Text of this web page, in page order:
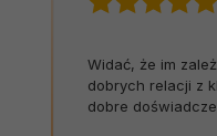
Widać, że im
dobrych relacji z
dobre